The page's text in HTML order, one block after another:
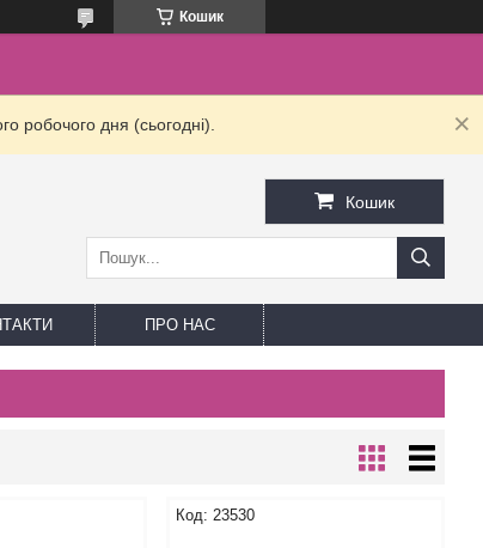
Кошик
робочого дня (сьогодні).
Кошик
ПРО НАС
23530